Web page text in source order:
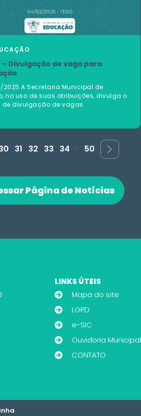
– Divulgação de vaga para
2025 A Secretaria Municipal de
no uso de suas atribuições, divulga o
de divulgação de vagas
31 32 33 34 ... 50
Página de Notícias
LINKS ÚTEIS
Mapa do site
LGPD
e-SIC
Ouvidoria Municipal
CONTATO